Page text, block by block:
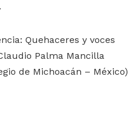
Quehaceres y voces
Palma Mancilla
de Michoacán –